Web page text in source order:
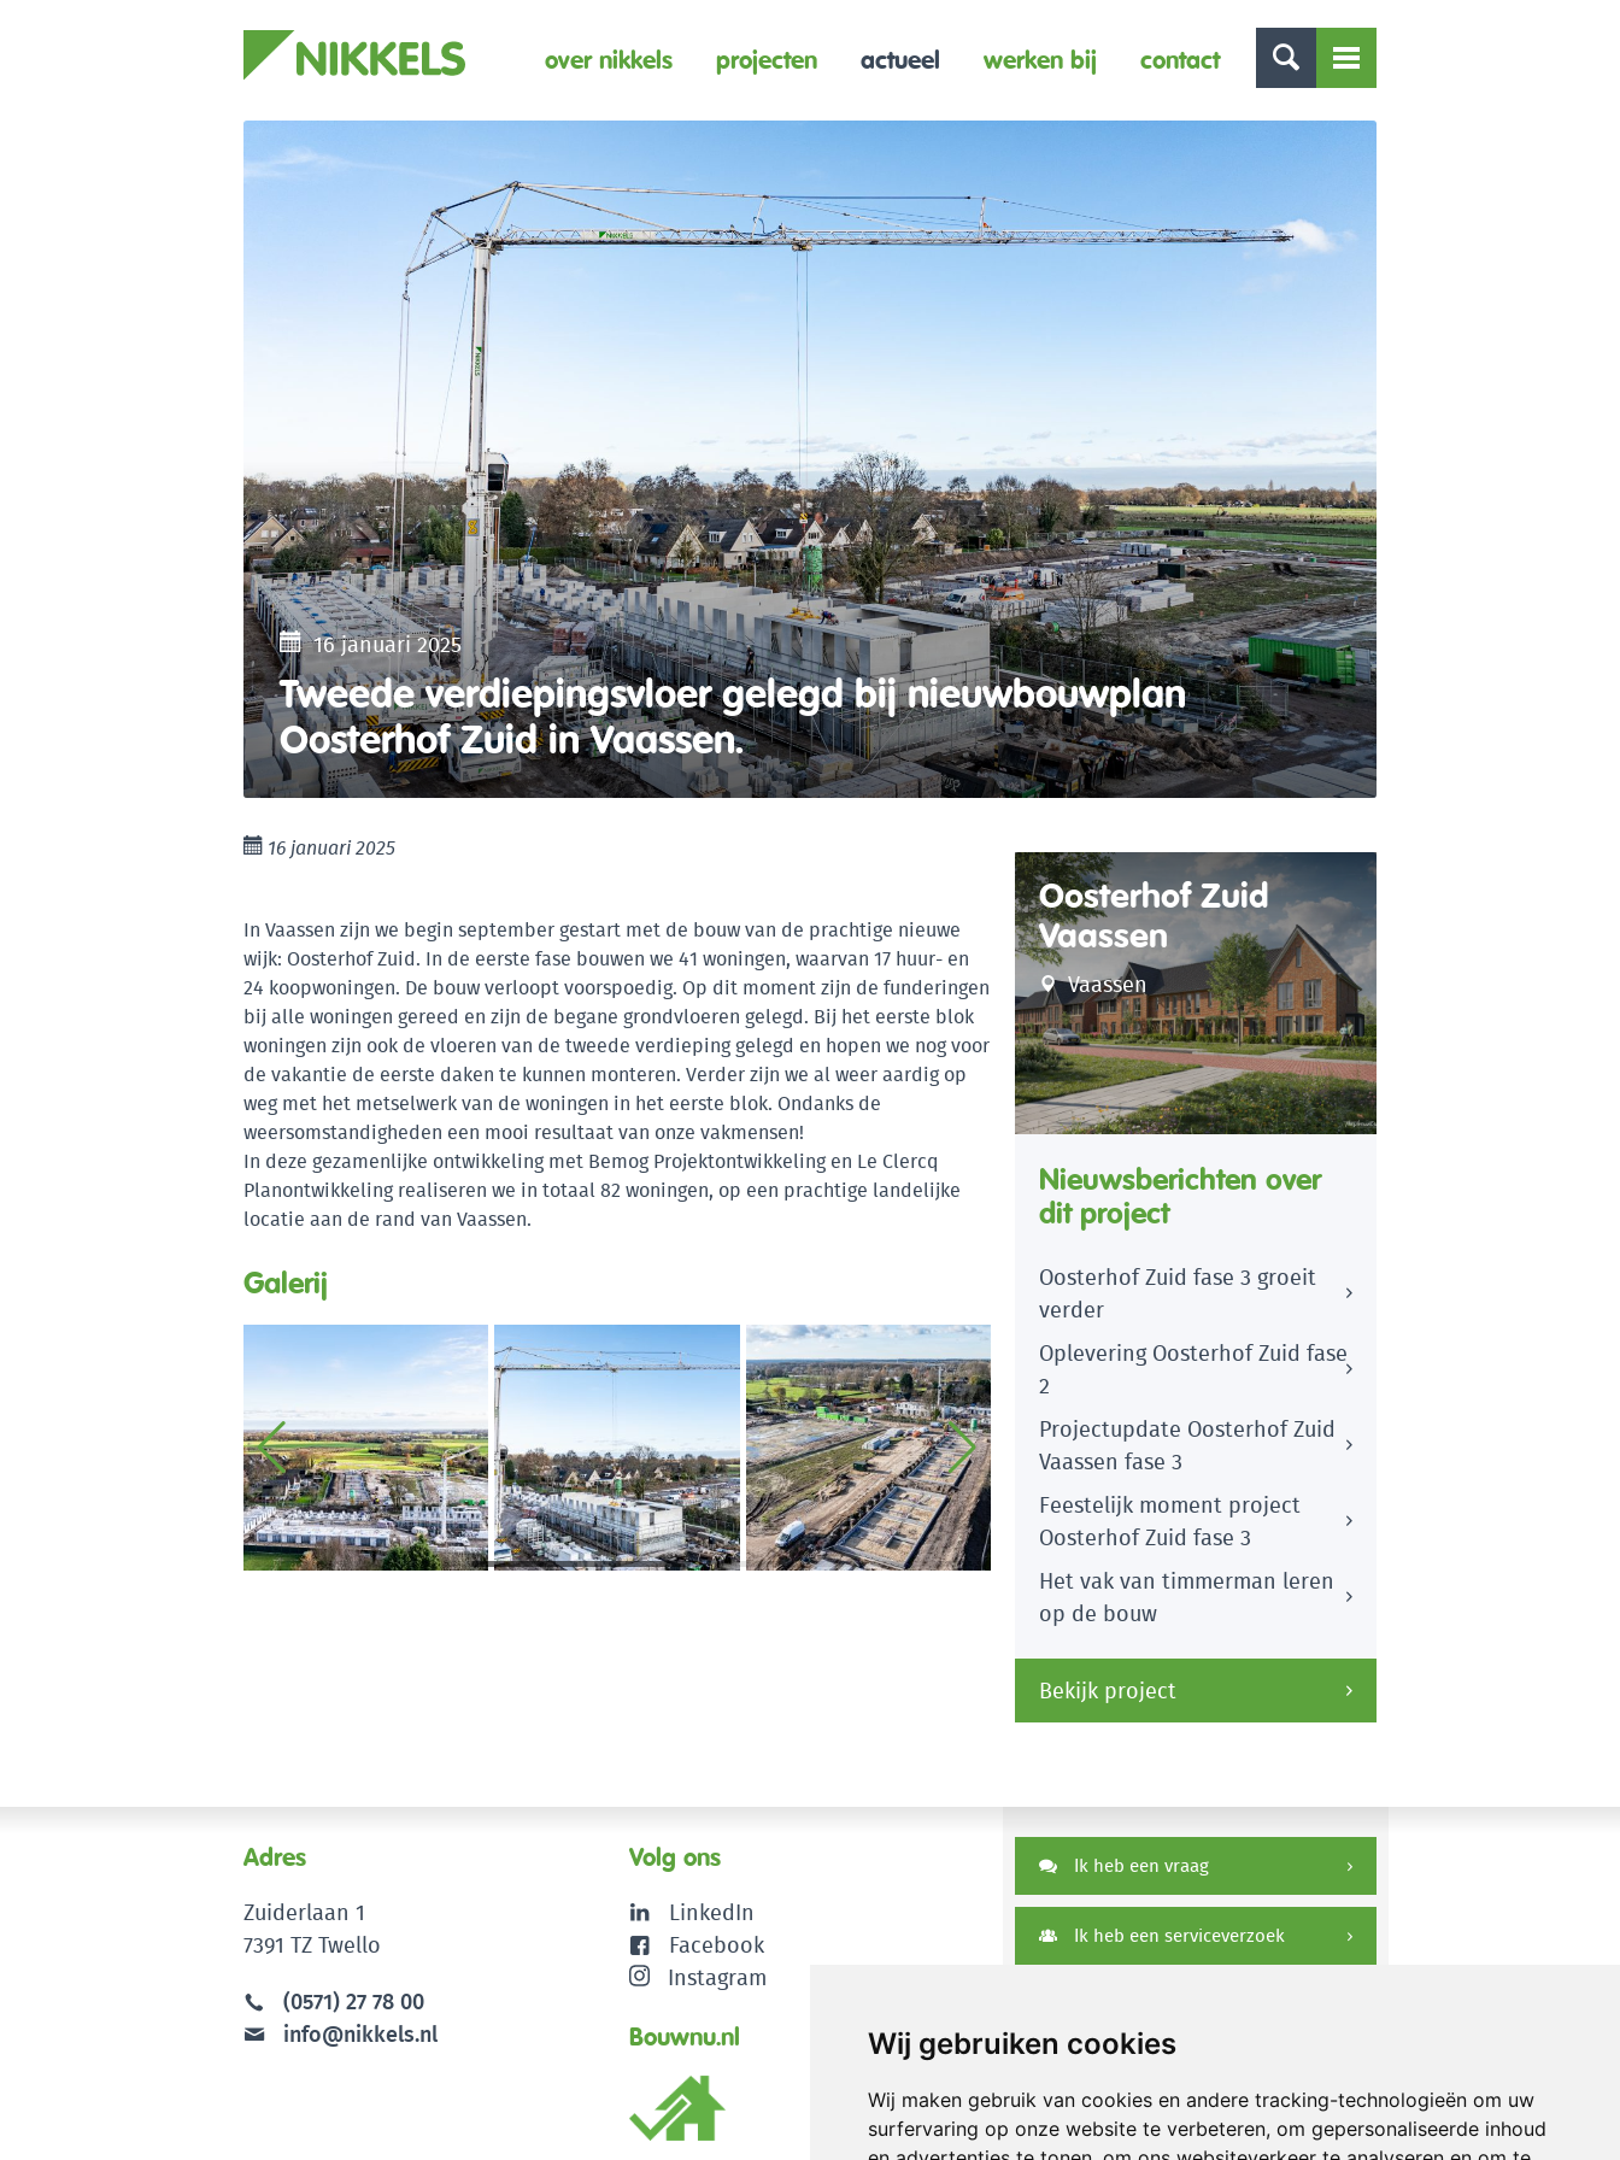
Wij gebruiken cookies
Wij maken gebruik van cookies en andere tracking-technologieën om uw
surfervaring op onze website te verbeteren, om gepersonaliseerde inhoud
over nikkels projecten actueel werken bij contact
16 januari 2025
Tweede verdiepingsvloer gelegd bij nieuwbouwplan
Oosterhof Zuid in Vaassen.
16 januari 2025
In Vaassen zijn we begin september gestart met de bouw van de prachtige nieuwe
wijk: Oosterhof Zuid. In de eerste fase bouwen we 41 woningen, waarvan 17 huur- en
24 koopwoningen. De bouw verloopt voorspoedig. Op dit moment zijn de funderingen
bij alle woningen gereed en zijn de begane grondvloeren gelegd. Bij het eerste blok
woningen zijn ook de vloeren van de tweede verdieping gelegd en hopen we nog voor
de vakantie de eerste daken te kunnen monteren. Verder zijn we al weer aardig op
weg met het metselwerk van de woningen in het eerste blok. Ondanks de
weersomstandigheden een mooi resultaat van onze vakmensen!
In deze gezamenlijke ontwikkeling met Bemog Projektontwikkeling en Le Clercq
Planontwikkeling realiseren we in totaal 82 woningen, op een prachtige landelijke
locatie aan de rand van Vaassen.
Galerij
Oosterhof Zuid
Vaassen
Vaassen
Nieuwsberichten over
dit project
Oosterhof Zuid fase 3 groeit
verder
Oplevering Oosterhof Zuid fase
2
Projectupdate Oosterhof Zuid
Vaassen fase 3
Feestelijk moment project
Oosterhof Zuid fase 3
Het vak van timmerman leren
op de bouw
Bekijk project
Adres
Zuiderlaan 1
7391 TZ Twello
(0571) 27 78 00
info@nikkels.nl
Volg ons
LinkedIn
Facebook
Instagram
Bouwnu.nl
Ik heb een vraag
Ik heb een serviceverzoek